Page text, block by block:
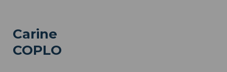
Carine
COPLO